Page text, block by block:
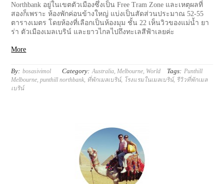
Northbank อยู่ในเขตตัวเมืองซึ่งเป็น Free Tram Zone และเหตุผลที่
สองก็เพราะ ห้องพักค่อนข้างใหญ่ แบ่งเป็นสัดส่วนประมาณ 52-55
ตารางเมตร โดยห้องที่เลือกเป็นห้องมุม ชั้น 22 เห็นวิวของแม่น้ำ ยา
ร่า ตัวเมืองเมลเบริน์ และยาวไกลไปถึงทะเลสีฟ้าเลยค่ะ
More
By: bosasivimol Category: Australia Melbourne World Tags: Punthill
Melbourne ,punthill northbank ที่พักเมลเบริน์, โรงแรมในเมลเบริน์, รีวิวที่พักเมล
เบริน์